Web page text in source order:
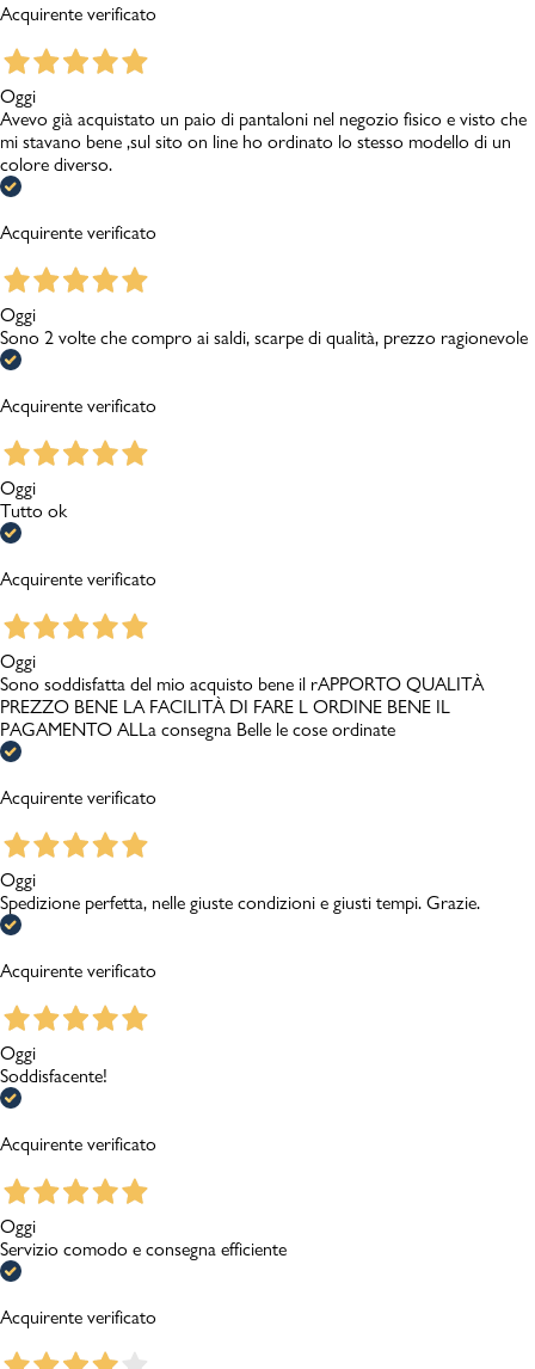
Acquirente verificato
Oggi
Avevo già acquistato un paio di pantaloni nel negozio fisico e visto che
mi stavano bene ,sul sito on line ho ordinato lo stesso modello di un
colore diverso.
Acquirente verificato
Oggi
Sono 2 volte che compro ai saldi, scarpe di qualità, prezzo ragionevole
Acquirente verificato
Oggi
Tutto ok
Acquirente verificato
Oggi
Sono soddisfatta del mio acquisto bene il rAPPORTO QUALITÀ
PREZZO BENE LA FACILITÀ DI FARE L ORDINE BENE IL
PAGAMENTO ALLa consegna Belle le cose ordinate
Acquirente verificato
Oggi
Spedizione perfetta, nelle giuste condizioni e giusti tempi. Grazie.
Acquirente verificato
Oggi
Soddisfacente!
Acquirente verificato
Oggi
Servizio comodo e consegna efficiente
Acquirente verificato